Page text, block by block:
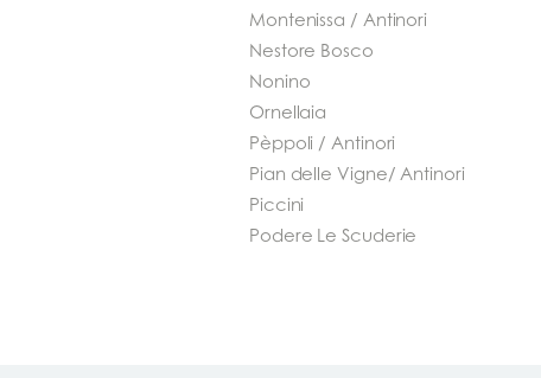
Montenissa / Antinori
Nestore Bosco
Nonino
Ornellaia
Pèppoli / Antinori
Pian delle Vigne/ Antinori
Piccini
Podere Le Scuderie